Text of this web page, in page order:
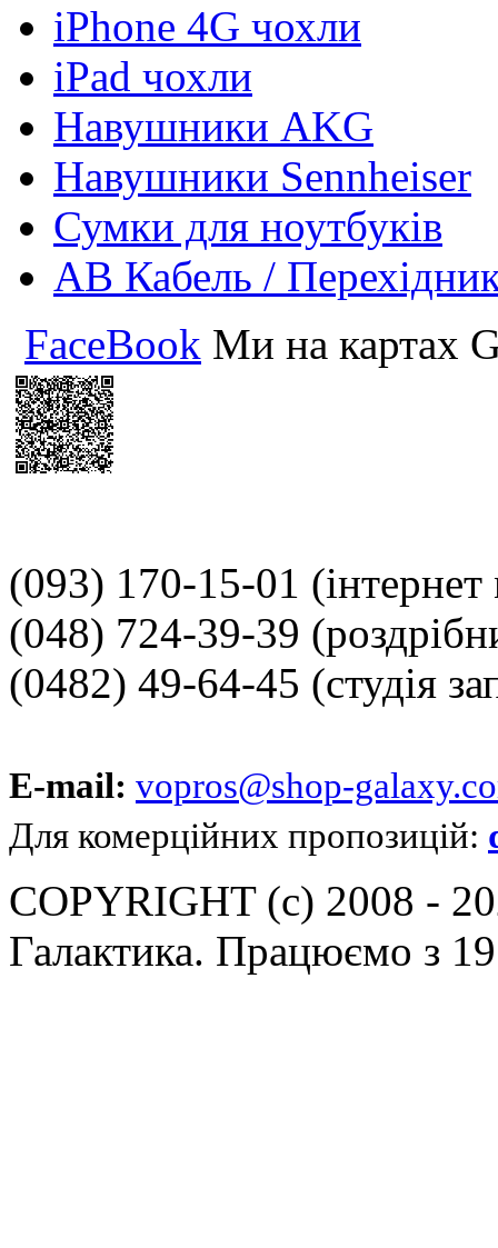
iPhone 4G чохли
iPad чохли
Навушники AKG
Навушники Sennheiser
Сумки для ноутбуків
АВ Кабель /
FaceBook Ми на картах
(093) 170-15-01
(048) 724-39-39
(0482) 49-64-45 (студія
E-mail: vopros@shop-
Для комерційних пропозицій:
COPYRIGHT (c) 2008 -
Галактика. Працюємо з